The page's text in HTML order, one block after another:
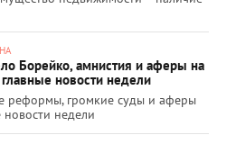
Борейко, амнистия и аферы на
новости недели
реформы, громкие суды и аферы
недели